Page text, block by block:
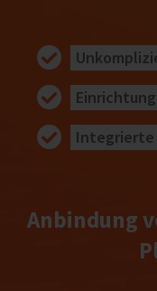
Anbindung